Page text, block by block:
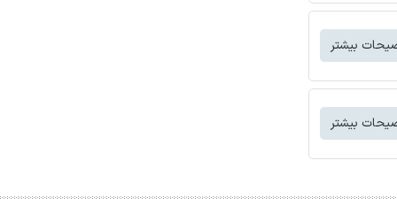
بیشتر
بیشتر